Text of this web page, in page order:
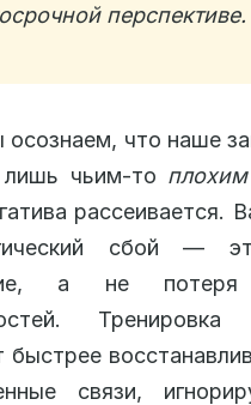
перспективе.
осознаем, что наше
лишь чьим-то
рассеивается.
сбой —
а не потеря
Тренировка
быстрее
связи,